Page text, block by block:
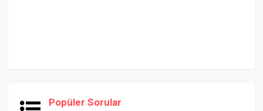
Popüler Sorular